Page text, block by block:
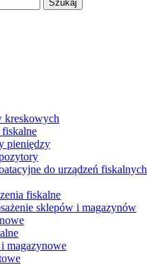
kreskowych
pieniędzy
do urządzeń fiskalnych
fiskalne
sklepów i magazynów
magazynowe